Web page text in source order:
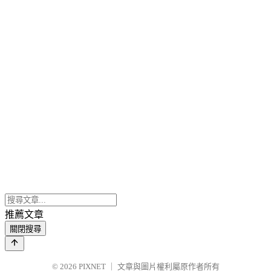
推薦文章
關閉搜尋
© 2026 PIXNET 文章與圖片權利屬原作者所有